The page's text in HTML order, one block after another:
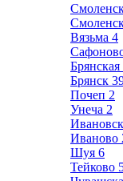
Вязьма 4
Брянская
Брянск
Почеп 2
Унеча 2
Иваново
Шуя 6
Тейково